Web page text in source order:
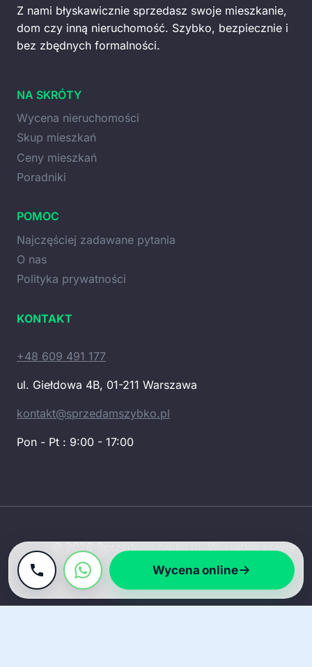
Z nami błyskawicznie sprzedasz swoje mieszkanie,
dom czy inną nieruchomość. Szybko, bezpiecznie i
bez zbędnych formalności.
NA SKRÓTY
Wycena nieruchomości
Skup mieszkań
Ceny mieszkań
Poradniki
POMOC
Najczęściej zadawane pytania
O nas
Polityka prywatności
KONTAKT
+48 609 491 177
ul. Giełdowa 4B, 01-211 Warszawa
kontakt@sprzedamszybko.pl
Pon - Pt : 9:00 - 17:00
© 2026 Sprzedamszybko.pl. Wszystkie prawa
zastrzeżone.
Wycena online